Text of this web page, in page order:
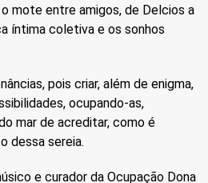
o mote entre amigos, de Delcios a
íntima coletiva e os sonhos
pois criar, além de enigma,
ocupando-as,
mar de acreditar, como é
dessa sereia.
e curador da Ocupação Dona